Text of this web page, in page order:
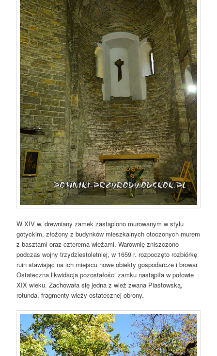
W XIV w. drewniany zamek zastąpiono murowanym w stylu
gotyckim, złożony z budynków mieszkalnych otoczonych murem
z basztami oraz czterema wieżami. Warownię zniszczono
podczas wojny trzydziestoletniej, w 1659 r. rozpoczęto rozbiórkę
ruin stawiając na ich miejscu nowe obiekty gospodarcze i browar.
Ostateczna likwidacja pozostałości zamku nastąpiła w połowie
XIX wieku. Zachowała się jedna z wież zwana Piastowską,
rotunda, fragmenty wieży ostatecznej obrony.